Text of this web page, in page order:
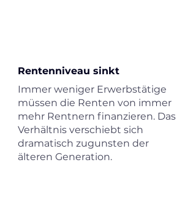
Rentenniveau sinkt
Immer weniger Erwerbstätige
müssen die Renten von immer
mehr Rentnern finanzieren. Das
Verhältnis verschiebt sich
dramatisch zugunsten der
älteren Generation.